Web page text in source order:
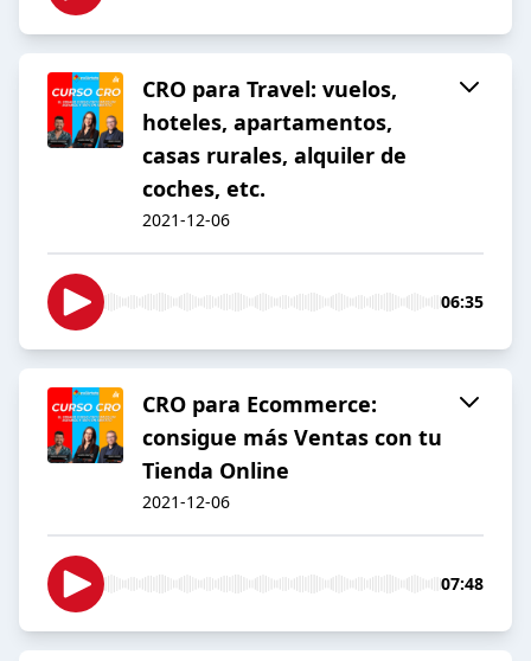
CRO para Travel: vuelos,
hoteles, apartamentos,
casas rurales, alquiler de
coches, etc.
2021-12-06
06:35
CRO para Ecommerce:
consigue más Ventas con tu
Tienda Online
2021-12-06
07:48